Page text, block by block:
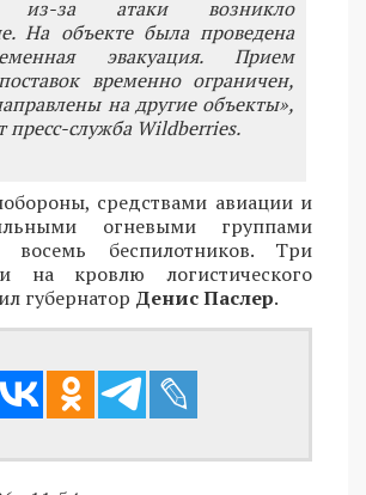
из-за атаки возникло
На объекте была проведена
эвакуация. Прием
временно ограничен,
на другие объекты»,
пресс-служба Wildberries.
средствами авиации и
огневыми группами
восемь беспилотников. Три
на кровлю логистического
губернатор Денис Паслер.